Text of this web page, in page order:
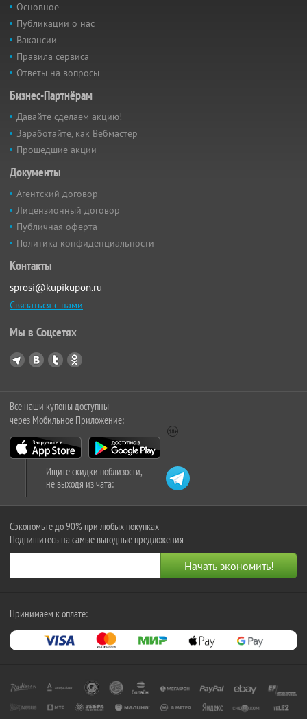
Основное
Публикации о нас
Вакансии
Правила сервиса
Ответы на вопросы
Бизнес-Партнёрам
Давайте сделаем акцию!
Заработайте, как Вебмастер
Прошедшие акции
Документы
Агентский договор
Лицензионный договор
Публичная оферта
Политика конфиденциальности
Контакты
sprosi@kupikupon.ru
Связаться с нами
Мы в Соцсетях
Все наши купоны доступны
через Мобильное Приложение:
Ищите скидки поблизости,
не выходя из чата:
Сэкономьте до 90% при любых покупках
Подпишитесь на самые выгодные предложения
Принимаем к оплате: